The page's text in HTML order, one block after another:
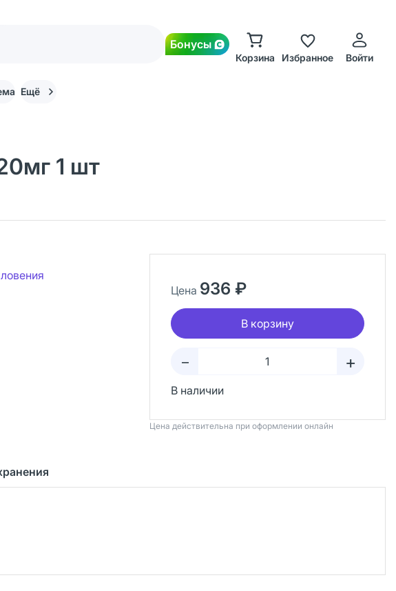
Бонусы
Корзина Избранное Войти
Ещё
1 шт
Цена 936 ₽
В корзину
– +
В наличии
Цена действительна при оформлении онлайн